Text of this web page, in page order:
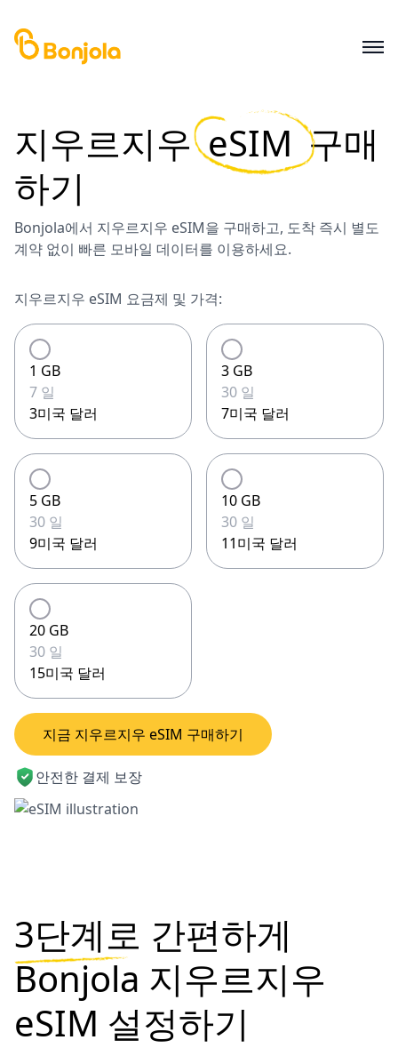
지우르지우 eSIM 구매
하기
Bonjola에서 지우르지우 eSIM을 구매하고, 도착 즉시 별도
계약 없이 빠른 모바일 데이터를 이용하세요.
지우르지우 eSIM 요금제 및 가격:
1 GB
7 일
3미국 달러
3 GB
30 일
7미국 달러
5 GB
30 일
9미국 달러
10 GB
30 일
11미국 달러
20 GB
30 일
15미국 달러
지금 지우르지우 eSIM 구매하기
안전한 결제 보장
3단계로 간편하게
Bonjola 지우르지우
eSIM 설정하기